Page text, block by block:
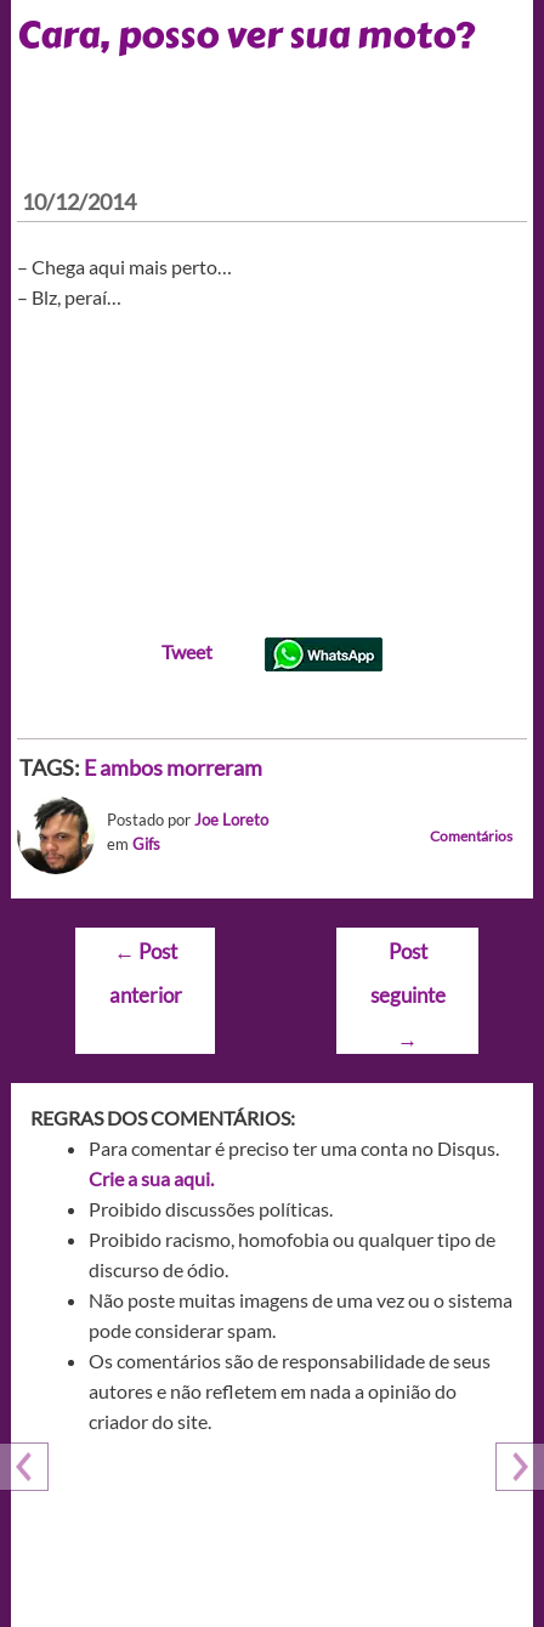
Cara, posso ver sua moto?
10/12/2014
– Chega aqui mais perto…
– Blz, peraí…
Tweet
TAGS: E ambos morreram
Postado porJoe Loreto
em Gifs Comentários
Navegação
Post
← Post
anterior
Post
seguinte
→
REGRAS DOS COMENTÁRIOS:
Para comentar é preciso ter uma conta no Disqus.
Crie a sua aqui.
Proibido discussões políticas.
Proibido racismo, homofobia ou qualquer tipo de
discurso de ódio.
Não poste muitas imagens de uma vez ou o sistema
pode considerar spam.
Os comentários são de responsabilidade de seus
autores e não refletem em nada a opinião do
criador do site.